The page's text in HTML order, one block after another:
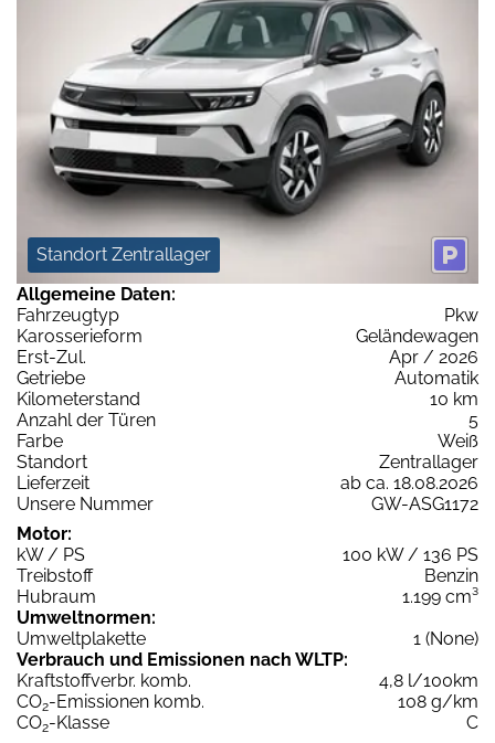
Standort Zentrallager
Allgemeine Daten:
Fahrzeugtyp
Pkw
Karosserieform
Geländewagen
Erst-Zul.
Apr / 2026
Getriebe
Automatik
Kilometerstand
10 km
Anzahl der Türen
5
Farbe
Weiß
Standort
Zentrallager
Lieferzeit
ab ca. 18.08.2026
Unsere Nummer
GW-ASG1172
Motor:
kW / PS
100 kW / 136 PS
Treibstoff
Benzin
Hubraum
1.199 cm³
Umweltnormen:
Umweltplakette
1 (None)
Verbrauch und Emissionen nach WLTP:
Kraftstoffverbr. komb.
4,8 l/100km
CO2-Emissionen komb.
108 g/km
CO2-Klasse
C